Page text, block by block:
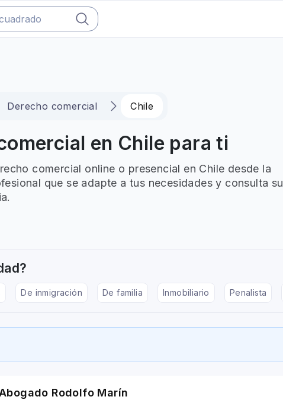
Derecho comercial Chile
en Chile para ti
comercial online o presencial en Chile desde la
que se adapte a tus necesidades y consulta su
De inmigración De familia Inmobiliario Penalista
Rodolfo Marín